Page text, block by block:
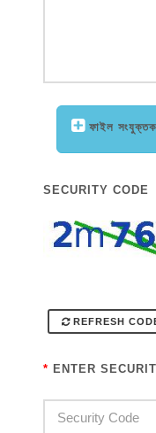
ফাইল
SECURITY CODE
REFRESH
* ENTER